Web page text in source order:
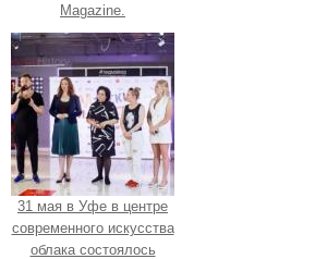
Magazine.
31 мая в Уфе в центре
современного искусства
облака состоялось